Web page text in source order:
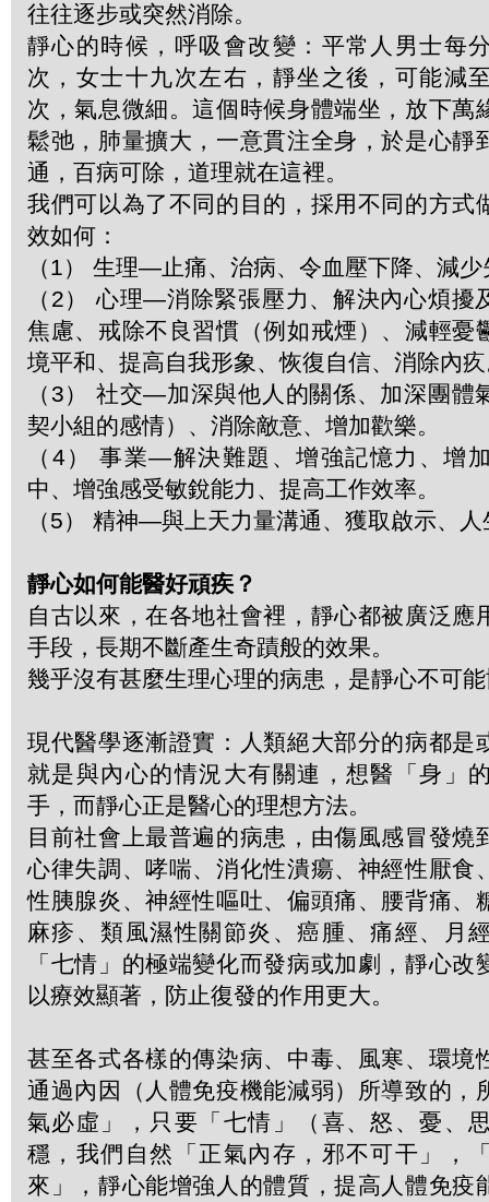
往往逐步或突然消除。
靜心的時候，呼吸會改變：平常人男士每
次，女士十九次左右，靜坐之後，可能減
次，氣息微細。這個時候身體端坐，放下萬
鬆弛，肺量擴大，一意貫注全身，於是心靜
通，百病可除，道理就在這裡。
我們可以為了不同的目的，採用不同的方式
效如何：
（1） 生理—止痛、治病、令血壓下降、減少
（2） 心理—消除緊張壓力、解決內心煩擾
焦慮、戒除不良習慣（例如戒煙）、減輕憂
境平和、提高自我形象、恢復自信、消除內
（3） 社交—加深與他人的關係、加深團體
契小組的感情）、消除敵意、增加歡樂。
（4） 事業—解決難題、增強記憶力、增
中、增強感受敏銳能力、提高工作效率。
（5） 精神—與上天力量溝通、獲取啟示、
靜心如何能醫好頑疾？
自古以來，在各地社會裡，靜心都被廣泛應
手段，長期不斷產生奇蹟般的效果。
幾乎沒有甚麼生理心理的病患，是靜心不可
現代醫學逐漸證實：人類絕大部分的病都是
就是與內心的情況大有關連，想醫「身」
手，而靜心正是醫心的理想方法。
目前社會上最普遍的病患，由傷風感冒發燒
心律失調、哮喘、消化性潰瘍、神經性厭食
性胰腺炎、神經性嘔吐、偏頭痛、腰背痛、
麻疹、類風濕性關節炎、癌腫、痛經、月
「七情」的極端變化而發病或加劇，靜心改
以療效顯著，防止復發的作用更大。
甚至各式各樣的傳染病、中毒、風寒、環境
通過內因（人體免疫機能減弱）所導致的，
氣必虛」，只要「七情」（喜、怒、憂、
穩，我們自然「正氣內存，邪不可干」，
來」，靜心能增強人的體質，提高人體免疫